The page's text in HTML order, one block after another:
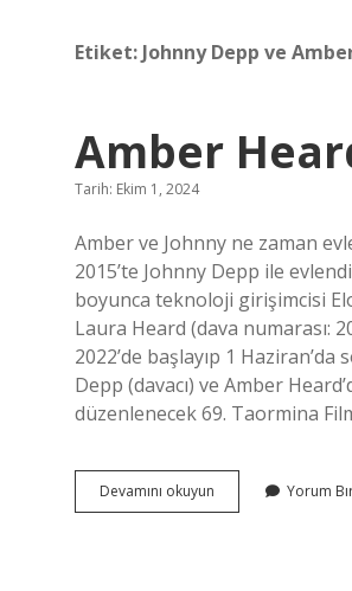
Etiket: Johnny Depp ve
Amber
Tarih: Ekim 1, 2024
Amber ve Johnny ne zaman
2015’te Johnny Depp ile
boyunca teknoloji girişimcisi
Laura Heard (dava numarası:
2022’de başlayıp 1
Depp (davacı) ve Amber
düzenlenecek 69. Taormina
Devamını okuyun
Heard
Yorum